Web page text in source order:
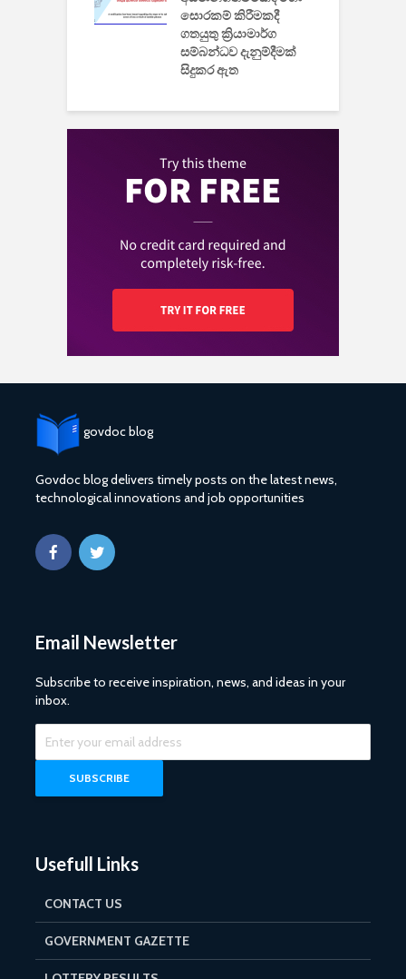
සොරකම් කිරීමකදී
ගතයුතු ක්‍රියාමාර්ග
සම්බන්ධව දැනුම්දීමක්
සිදුකර ඇත
govdoc blog
Govdoc blog delivers timely posts on the latest news,
technological innovations and job opportunities
Email Newsletter
Subscribe to receive inspiration, news, and ideas in your
inbox.
Usefull Links
CONTACT US
GOVERNMENT GAZETTE